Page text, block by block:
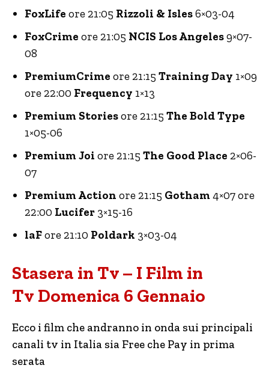
FoxLife ore 21:05 Rizzoli & Isles6×03-04
FoxCrime ore 21:05 NCIS Los Angeles9×07-
08
PremiumCrime ore 21:15 Training Day 1×09
ore 22:00 Frequency 1×13
Premium Storiesore 21:15 The Bold Type
1×05-06
Premium Joi ore 21:15 The Good Place 2×06-
07
Premium Action ore 21:15 Gotham4×07 ore
22:00 Lucifer 3×15-16
laFore 21:10 Poldark 3×03-04
Stasera in Tv – I Film in
Tv Domenica 6 Gennaio
Ecco i film che andranno in onda sui principali
canali tv in Italia sia Free che Pay in prima
serata